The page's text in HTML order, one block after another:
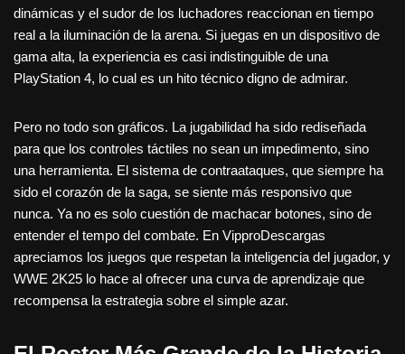
dinámicas y el sudor de los luchadores reaccionan en tiempo
real a la iluminación de la arena. Si juegas en un dispositivo de
gama alta, la experiencia es casi indistinguible de una
PlayStation 4, lo cual es un hito técnico digno de admirar.
Pero no todo son gráficos. La jugabilidad ha sido rediseñada
para que los controles táctiles no sean un impedimento, sino
una herramienta. El sistema de contraataques, que siempre ha
sido el corazón de la saga, se siente más responsivo que
nunca. Ya no es solo cuestión de machacar botones, sino de
entender el tempo del combate. En VipproDescargas
apreciamos los juegos que respetan la inteligencia del jugador, y
WWE 2K25 lo hace al ofrecer una curva de aprendizaje que
recompensa la estrategia sobre el simple azar.